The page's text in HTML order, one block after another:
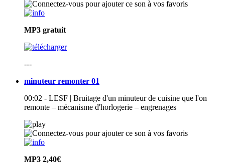
MP3 gratuit
---
minuteur remonter 01
00:02 - LESF | Bruitage d'un minuteur de cuisine que l'on
remonte – mécanisme d'horlogerie – engrenages
MP3 2,40€